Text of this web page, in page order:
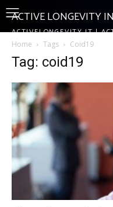
ACTIVE LONGEVITY
ACTIVELONGEVITY.IT |
Home Tags Coid19
Tag: coid19